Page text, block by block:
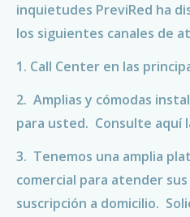
inquietudes PreviRed ha
los siguientes canales de
1. Call Center en las
2. Amplias y cómodas
para usted. Consulte aquí
3. Tenemos una amplia
comercial para atender
suscripción a domicilio.